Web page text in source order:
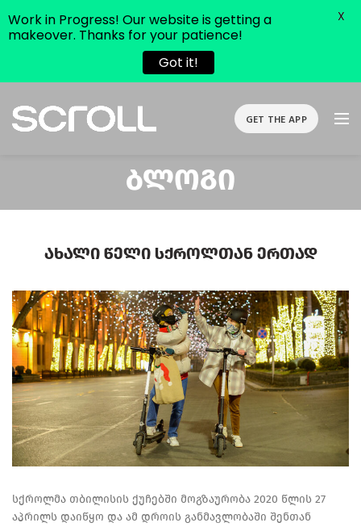
GET THE APP
Ბლოგი
Ახალი Წელი Სქროლთან Ერთად
სქროლმა თბილისის ქუჩებში მოგზაურობა 2020 წლის 27
აპრილს დაიწყო და ამ დროის განმავლობაში შენთან
Work in Progress! Our website is getting a
makeover. Thanks for your patience!
Got it!
X